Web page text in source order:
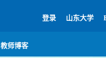
登录 山东大学
教师博客